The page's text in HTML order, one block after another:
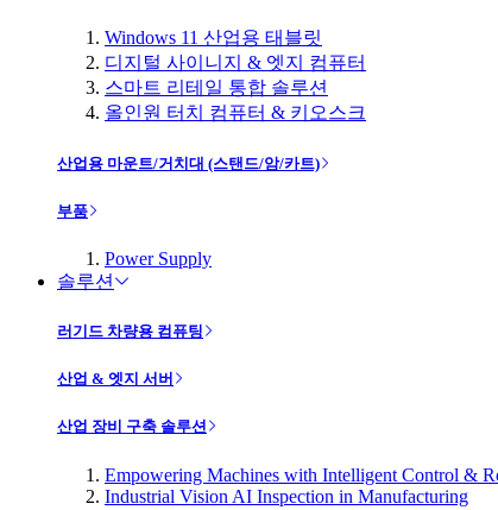
Windows 11 산업용 태블릿
디지털 사이니지 & 엣지 컴퓨터
스마트 리테일 통합 솔루션
올인원 터치 컴퓨터 & 키오스크
산업용 마운트/거치대 (스탠드/암/카트)
부품
Power Supply
솔루션
러기드 차량용 컴퓨팅
산업 & 엣지 서버
산업 장비 구축 솔루션
Empowering Machines with Intelligent Control &
Industrial Vision AI Inspection in Manufacturing